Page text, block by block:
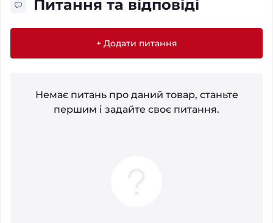
Питання та відповіді
+ Додати питання
Немає питань про даний товар, станьте
першим і задайте своє питання.